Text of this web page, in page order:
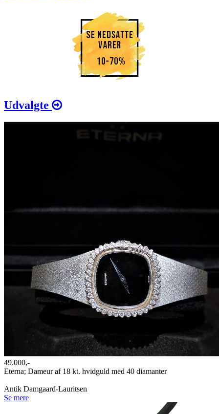
Udvalgte
49.000,-
Eterna; Dameur af 18 kt. hvidguld med 40 diamanter
Antik Damgaard-Lauritsen
Se mere